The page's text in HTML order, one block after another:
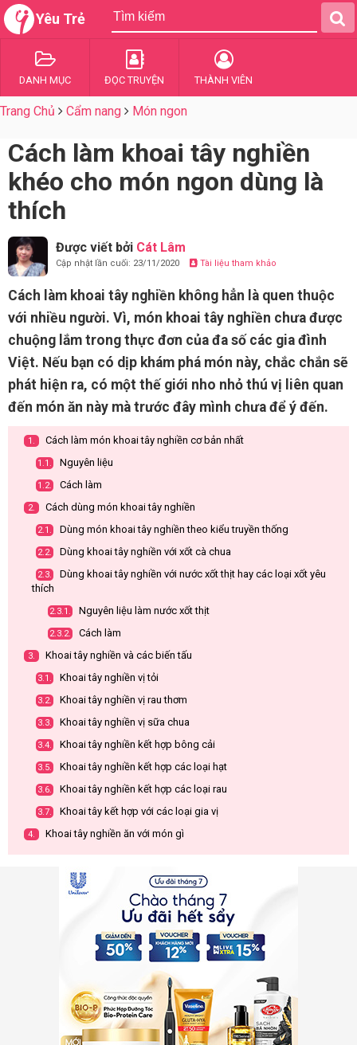
Yêu Trẻ
DANH MỤC ĐỌC TRUYỆN THÀNH VIÊN
Trang Chủ Cẩm nang Món ngon
Cách làm khoai tây nghiền
khéo cho món ngon dùng là
thích
Được viết bởi Cát Lâm
Cập nhật lần cuối: 23/11/2020 Tài liệu tham khảo
Cách làm khoai tây nghiền không hẳn là quen thuộc
với nhiều người. Vì, món khoai tây nghiền chưa được
chuộng lắm trong thực đơn của đa số các gia đình
Việt. Nếu bạn có dịp khám phá món này, chắc chắn sẽ
phát hiện ra, có một thế giới nho nhỏ thú vị liên quan
đến món ăn này mà trước đây mình chưa để ý đến.
1. Cách làm món khoai tây nghiền cơ bản nhất
1.1. Nguyên liệu
1.2. Cách làm
2. Cách dùng món khoai tây nghiền
2.1. Dùng món khoai tây nghiền theo kiểu truyền thống
2.2. Dùng khoai tây nghiền với xốt cà chua
2.3.
Dùng khoai tây nghiền với nước xốt thịt hay các loại xốt yêu
thích
2.3.1. Nguyên liệu làm nước xốt thịt
2.3.2. Cách làm
3. Khoai tây nghiền và các biến tấu
3.1. Khoai tây nghiền vị tỏi
3.2. Khoai tây nghiền vị rau thơm
3.3. Khoai tây nghiền vị sữa chua
3.4. Khoai tây nghiền kết hợp bông cải
3.5. Khoai tây nghiền kết hợp các loại hạt
3.6. Khoai tây nghiền kết hợp các loại rau
3.7. Khoai tây kết hợp với các loại gia vị
4. Khoai tây nghiền ăn với món gì